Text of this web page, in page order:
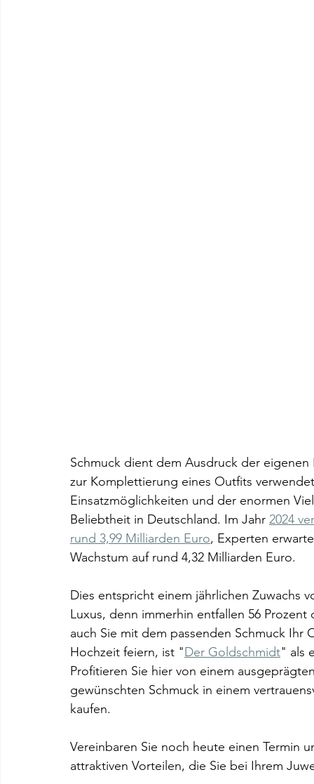
Schmuck dient dem Ausdruck der
zur Komplettierung eines Outfits
Einsatzmöglichkeiten und der enormen
Beliebtheit in Deutschland. Im Jahr 2024
rund 3,99 Milliarden Euro, Experten
Wachstum auf rund 4,32 Milliarden Euro.
Dies entspricht einem jährlichen Zuwachs
Luxus, denn immerhin entfallen 56
auch Sie mit dem passenden Schmuck
Hochzeit feiern, ist "Der Goldschmidt" als
Profitieren Sie hier von einem
gewünschten Schmuck in einem
kaufen.
Vereinbaren Sie noch heute einen Termin
attraktiven Vorteilen, die Sie bei Ihrem